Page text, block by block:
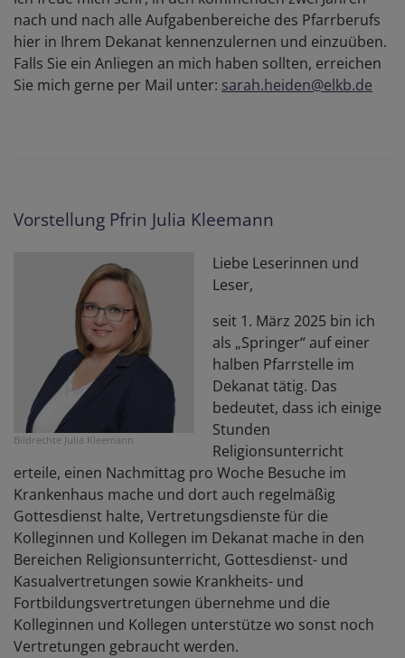
nach und nach alle Aufgabenbereiche des Pfarrberufs
hier in Ihrem Dekanat kennenzulernen und einzuüben.
Falls Sie ein Anliegen an mich haben sollten, erreichen
Sie mich gerne per Mail unter: sarah.heiden@elkb.de
Vorstellung Pfrin Julia Kleemann
Bildrechte Julia Kleemann
Liebe Leserinnen und
Leser,
seit 1. März 2025 bin ich
als „Springer“ auf einer
halben Pfarrstelle im
Dekanat tätig. Das
bedeutet, dass ich einige
Stunden
Religionsunterricht
erteile, einen Nachmittag pro Woche Besuche im
Krankenhaus mache und dort auch regelmäßig
Gottesdienst halte, Vertretungsdienste für die
Kolleginnen und Kollegen im Dekanat mache in den
Bereichen Religionsunterricht, Gottesdienst- und
Kasualvertretungen sowie Krankheits- und
Fortbildungsvertretungen übernehme und die
Kolleginnen und Kollegen unterstütze wo sonst noch
Vertretungen gebraucht werden.